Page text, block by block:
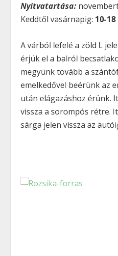
Nyitvatartása:
Keddtől vasárnapig: 10-
A várból lefelé a zöld L
érjük el a balról
megyünk tovább a
emelkedővel beérünk az
után elágazáshoz érünk.
vissza a sorompós rétre.
sárga jelen vissza az